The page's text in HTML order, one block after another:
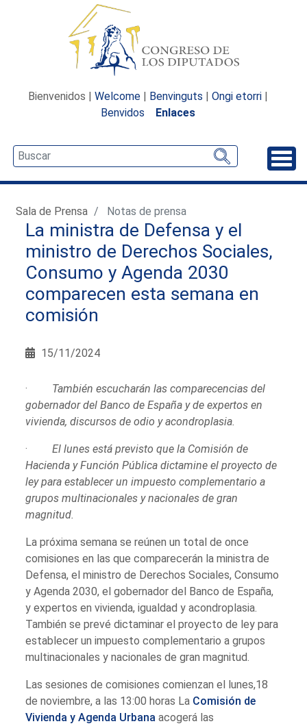
Bienvenidos | Welcome | Benvinguts | Ongi etorri |
Benvidos
Enlaces
Sala de Prensa Notas de prensa
La ministra de Defensa y el
ministro de Derechos Sociales,
Consumo y Agenda 2030
comparecen esta semana en
comisión
15/11/2024
· También escucharán las comparecencias del
gobernador del Banco de España y de expertos en
vivienda, discursos de odio y acondroplasia.
·El lunes está previsto que la Comisión de
Hacienda y Función Pública dictamine el proyecto de
ley para establecer un impuesto complementario a
grupos multinacionales y nacionales de gran
magnitud.
La próxima semana se reúnen un total de once
comisiones en las que comparecerán la ministra de
Defensa, el ministro de Derechos Sociales, Consumo
y Agenda 2030, el gobernador del Banco de España,
y expertos en vivienda, igualdad y acondroplasia.
También se prevé dictaminar el proyecto de ley para
establecer un impuesto complementario a grupos
multinacionales y nacionales de gran magnitud.
Las sesiones de comisiones comienzan el lunes,18
de noviembre, a las 13:00 horas La Comisión de
Vivienda y Agenda Urbana acogerá las